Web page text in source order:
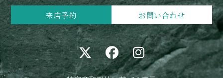
来店予約 お問い合わせ